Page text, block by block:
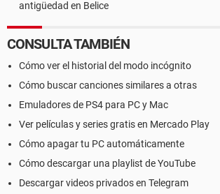
antigüedad en Belice
CONSULTA TAMBIÉN
Cómo ver el historial del modo incógnito
Cómo buscar canciones similares a otras
Emuladores de PS4 para PC y Mac
Ver películas y series gratis en Mercado Play
Cómo apagar tu PC automáticamente
Cómo descargar una playlist de YouTube
Descargar videos privados en Telegram